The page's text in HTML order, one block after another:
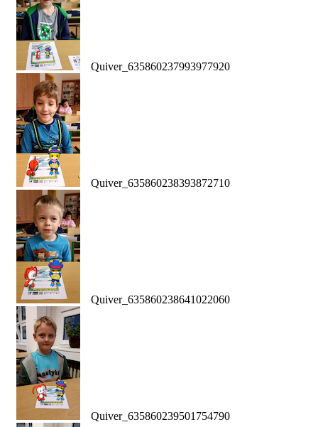
Quiver_635860237993977920
Quiver_635860238393872710
Quiver_635860238641022060
Quiver_635860239501754790